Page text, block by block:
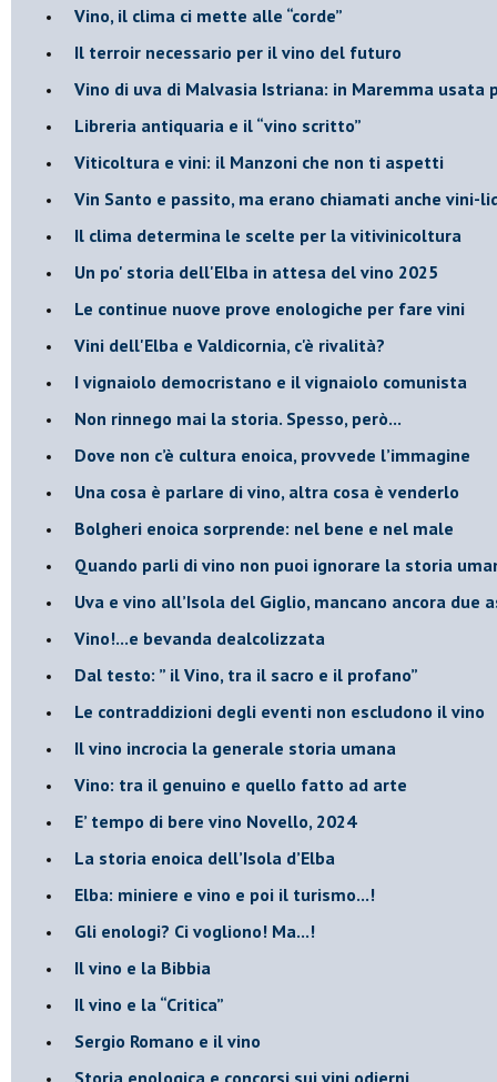
Vino, il clima ci mette alle “corde”
Il terroir necessario per il vino del futuro
​Vino di uva di Malvasia Istriana: in Maremma usata
​Libreria antiquaria e il “vino scritto”
​Viticoltura e vini: il Manzoni che non ti aspetti
​Vin Santo e passito, ma erano chiamati anche vini-
Il clima determina le scelte per la vitivinicoltura
Un po' storia dell'Elba in attesa del vino 2025
Le continue nuove prove enologiche per fare vini
Vini dell'Elba e Valdicornia, c'è rivalità?
​I vignaiolo democristano e il vignaiolo comunista
​Non rinnego mai la storia. Spesso, però...
​Dove non c’è cultura enoica, provvede l’immagine
​Una cosa è parlare di vino, altra cosa è venderlo
Bolgheri enoica sorprende: nel bene e nel male
​Quando parli di vino non puoi ignorare la storia
Uva e vino all’Isola del Giglio, mancano ancora due
​Vino!...e bevanda dealcolizzata
​Dal testo: ” il Vino, tra il sacro e il profano”
Le contraddizioni degli eventi non escludono il vino
​Il vino incrocia la generale storia umana
Vino: tra il genuino e quello fatto ad arte
E’ tempo di bere vino Novello, 2024
La storia enoica dell’Isola d’Elba
Elba: miniere e vino e poi il turismo...!
​Gli enologi? Ci vogliono! Ma...!
​Il vino e la Bibbia
​Il vino e la “Critica”
Sergio Romano e il vino
​Storia enologica e concorsi sui vini odierni